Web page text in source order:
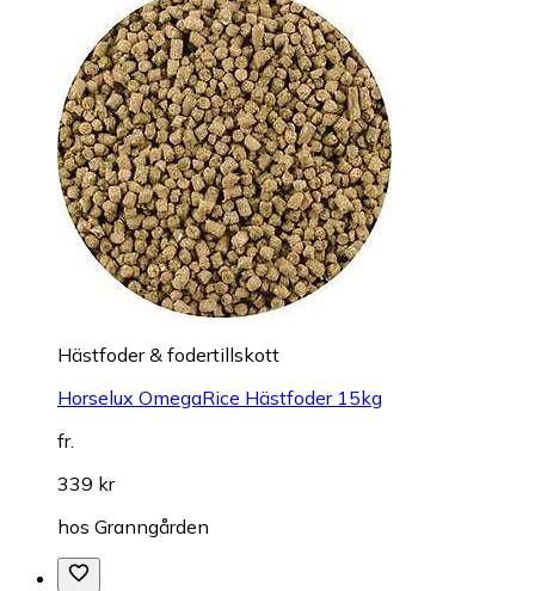
Hästfoder & fodertillskott
Horselux OmegaRice Hästfoder 15kg
fr.
339 kr
hos Granngården